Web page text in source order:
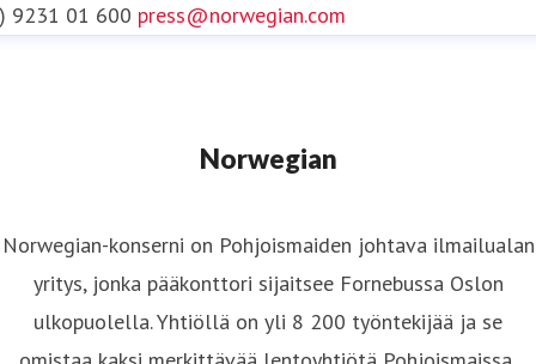
9231 01 600 press@norwegian.com
Norwegian
Norwegian-konserni on Pohjoismaiden johtava ilmailualan
yritys, jonka pääkonttori sijaitsee Fornebussa Oslon
ulkopuolella. Yhtiöllä on yli 8 200 työntekijää ja se